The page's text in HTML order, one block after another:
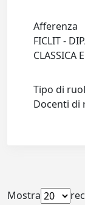
Afferenza
FICLIT -
CLASSICA
Tipo di
Docenti di
Mostra